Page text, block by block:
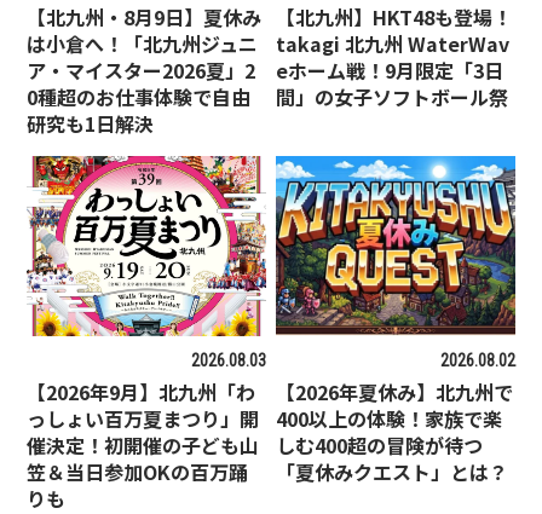
【北九州・8月9日】夏休み
は小倉へ！「北九州ジュニ
ア・マイスター2026夏」2
0種超のお仕事体験で自由
研究も1日解決
【北九州】HKT48も登場！
takagi 北九州 WaterWav
eホーム戦！9月限定「3日
間」の女子ソフトボール祭
2026.08.03
【2026年9月】北九州「わ
っしょい百万夏まつり」開
催決定！初開催の子ども山
笠＆当日参加OKの百万踊
りも
2026.08.02
【2026年夏休み】北九州で
400以上の体験！家族で楽
しむ400超の冒険が待つ
「夏休みクエスト」とは？